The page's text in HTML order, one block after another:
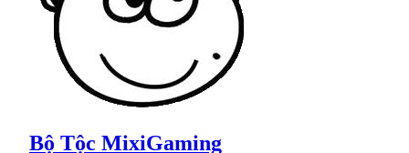
Bộ Tộc MixiGaming